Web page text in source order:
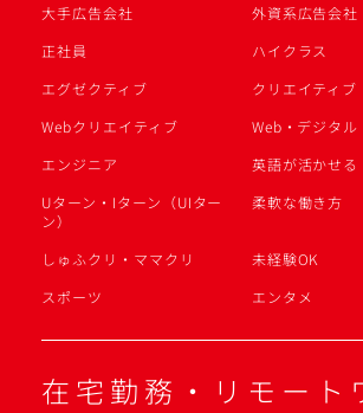
大手広告会社
外資系広告会社
正社員
ハイクラス
エグゼクティブ
クリエイティブ
Webクリエイティブ
Web・デジタル
エンジニア
英語が活かせる
Uターン・Iターン（UIター
ン）
柔軟な働き方
しゅふクリ・ママクリ
未経験OK
スポーツ
エンタメ
在宅勤務・リモート